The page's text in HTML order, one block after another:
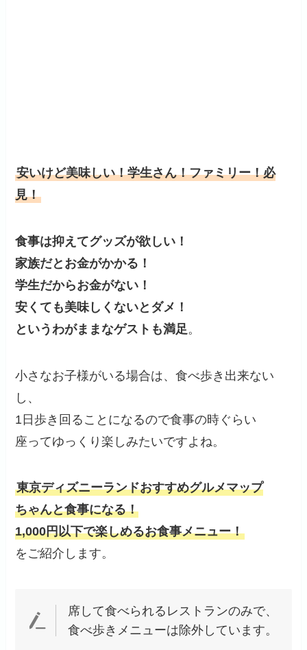
安いけど美味しい！学生さん！ファミリー！必
見！
食事は抑えてグッズが欲しい！
家族だとお金がかかる！
学生だからお金がない！
安くても美味しくないとダメ！
というわがままなゲストも満足 。
小さなお子様がいる場合は、食べ歩き出来ない
し、
1日歩き回ることになるので食事の時ぐらい
座ってゆっくり楽しみたいですよね。
東京ディズニーランドおすすめグルメマップ
ちゃんと食事になる！
1,000円以下で楽しめるお食事メニュー！
をご紹介します。
席して食べられるレストランのみで、
食べ歩きメニューは除外しています。